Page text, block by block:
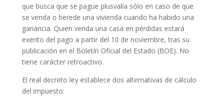
que busca que se pague plusvalía sólo en caso de que
se venda o herede una vivienda cuando ha habido una
ganancia. Quien venda una casa en pérdidas estará
exento del pago a partir del 10 de noviembre, tras su
publicación en el Boletín Oficial del Estado (BOE). No
tiene carácter retroactivo.
El real decreto ley establece dos alternativas de cálculo
del impuesto: